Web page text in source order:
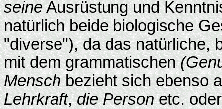
seineAusrüstung und
natürlich beide biologische
"diverse"), da das natürliche,
mit dem grammatischen
Menschbezieht sich ebenso
Lehrkraft,die Personetc.